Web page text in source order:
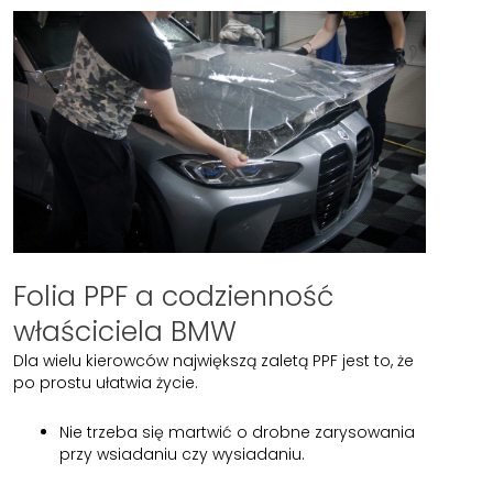
Folia PPF a codzienność
właściciela BMW
Dla wielu kierowców największą zaletą PPF jest to, że
po prostu ułatwia życie.
Nie trzeba się martwić o drobne zarysowania
przy wsiadaniu czy wysiadaniu.